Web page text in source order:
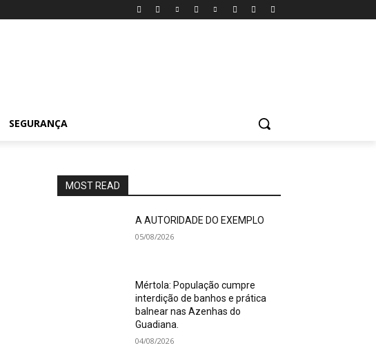
SEGURANÇA
MOST READ
A AUTORIDADE DO EXEMPLO
05/08/2026
Mértola: População cumpre
interdição de banhos e prática
balnear nas Azenhas do
Guadiana.
04/08/2026